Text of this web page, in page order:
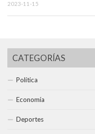
2023-11-15
CATEGORÍAS
Política
Economía
Deportes